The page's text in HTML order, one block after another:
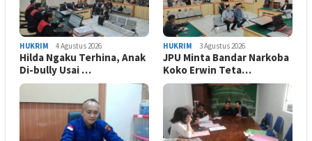
HUKRIM 4 Agustus 2026
Hilda Ngaku Terhina, Anak
Di-bully Usai …
HUKRIM 3 Agustus 2026
JPU Minta Bandar Narkoba
Koko Erwin Teta…